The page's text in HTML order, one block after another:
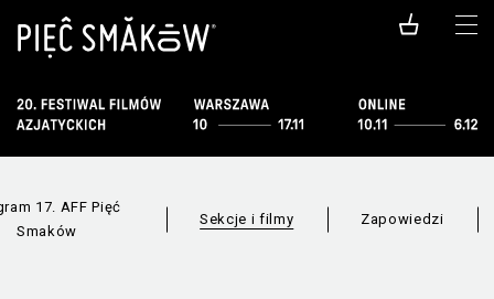
17. AFF Pięć
Smaków
Sekcje i filmy Zapowiedzi